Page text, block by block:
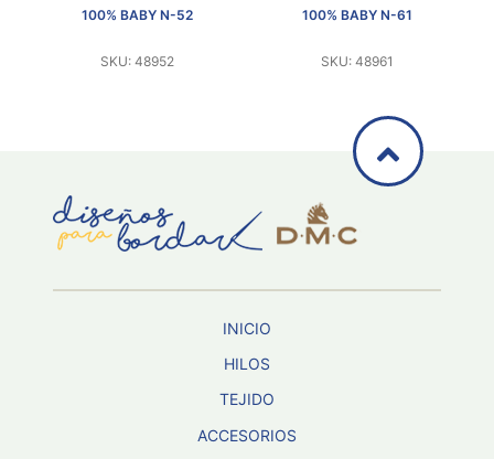
100% BABY N-52
SKU: 48952
100% BABY N-61
SKU: 48961
INICIO
HILOS
TEJIDO
ACCESORIOS